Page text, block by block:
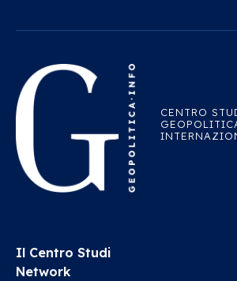
CENTRO
Il Centro Studi
Network